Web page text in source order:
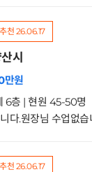
천 26.06.17
시
만원
6층 | 현원 45-50명
천 26.06.17